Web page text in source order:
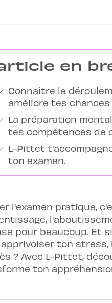
en
Connaître le
améliore tes chances
La préparation
tes compétences de
L-Pittet
ton examen.
l'examen pratique,
pour beaucoup. Et
ton
? Avec L-Pittet,
ton